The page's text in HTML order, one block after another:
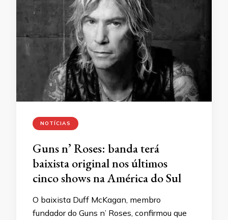
NOTÍCIAS
Guns n’ Roses: banda terá
baixista original nos últimos
cinco shows na América do Sul
O baixista Duff McKagan, membro
fundador do Guns n’ Roses, confirmou que